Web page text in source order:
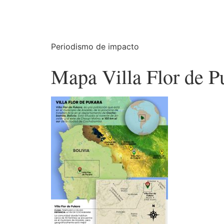
Periodismo de impacto
Mapa Villa Flor de